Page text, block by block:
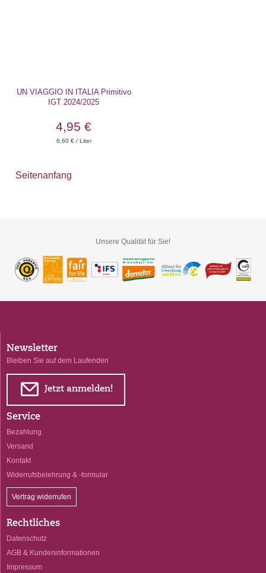
UN VIAGGIO IN ITALIA Primitivo
IGT 2024/2025
4,95 €
6,60€ / Liter
Seitenanfang
Unsere Qualität für Sie!
Newsletter
Bleiben Sie auf dem Laufenden
E Jetzt anmelden!
Service
Bezahlung
Versand
Kontakt
Widerrufsbelehrung & -formular
Vertrag widerrufen
Rechtliches
Datenschutz
AGB & Kundeninformationen
Impressum